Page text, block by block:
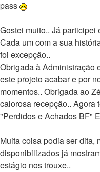
pass
Gostei muito.. Já participei
Cada um com a sua
foi excepção..
Obrigada à Administração
este projeto acabar e por
momentos.. Obrigada ao
calorosa recepção.. Agora
"Perdidos e Achados BF"
Muita coisa podia ser dita,
disponibilizados já
estágio nos trouxe..